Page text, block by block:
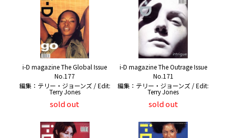
i-D magazine The Global Issue
No.177
編集：テリー・ジョーンズ / Edit:
Terry Jones
sold out
i-D magazine The Outrage Issue
No.171
編集：テリー・ジョーンズ / Edit:
Terry Jones
sold out